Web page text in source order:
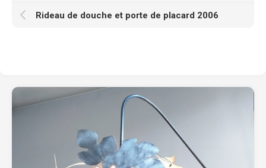
Rideau de douche et porte de placard 2006